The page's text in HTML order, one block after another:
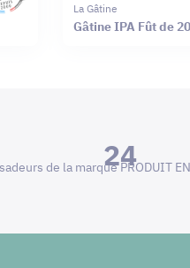
La Gâtine
Gâtine IPA Fût de
24
de la marque PRODUIT